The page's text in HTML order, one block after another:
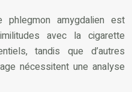
phlegmon amygdalien est
avec la cigarette
tandis que d’autres
nécessitent une analyse